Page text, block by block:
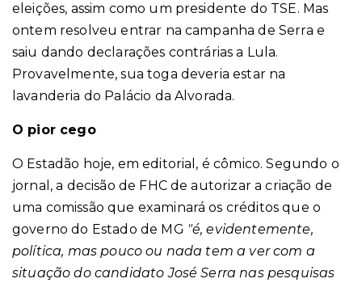
eleições, assim como um presidente do TSE. Mas
ontem resolveu entrar na campanha de Serra e
saiu dando declarações contrárias a Lula.
Provavelmente, sua toga deveria estar na
lavanderia do Palácio da Alvorada.
O pior cego
O Estadão hoje, em editorial, é cômico. Segundo o
jornal, a decisão de FHC de autorizar a criação de
uma comissão que examinará os créditos que o
governo do Estado de MG "é, evidentemente,
política, maspouco ou nada tem a ver com a
situação do candidato José Serranas pesquisas